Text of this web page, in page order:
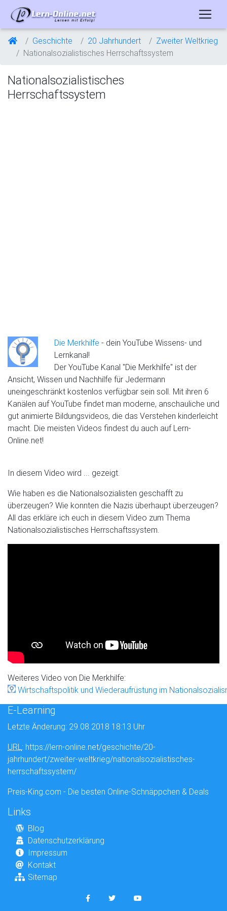
Geschichte 20 Jahrhundert
Zweiter Weltkrieg
Nationalsozialistisches Herrschaftssystem
Nationalsozialistisches
Herrschaftssystem
Die Merkhilfe - dein YouTube Wissens- und
Lernkanal!
Der YouTube Kanal "Die Merkhilfe" ist der
Ansicht, Wissen und Nachhilfe für Jedermann
uneingeschränkt kostenlos verfügbar sein soll. Mit ihren 6
Kanälen auf YouTube findet man moderne, anschauliche und
gut animierte Bildungsvideos, die das Verstehen kinderleicht
macht. Die meisten Videos findest du auch auf Lern-
Online.net!
In diesem Video wird ... gezeigt.
Wie haben es die Nationalsozialisten geschafft zu
überzeugen? Wie konnten die Nazis überhaupt überzeugen?
All das erkläre ich euch in diesem Video zum Thema
Nationalsozialistisches Herrschaftssystem.
Weiteres Video von Die Merkhilfe:
Wirtschaftspolitik und Wiederaufrüstung im
E-Learning
Letzte Änderung: 29.08.2018 18:13 Uhr
URL: https://lern-online.net/geschichte/20-
jahrhundert/zweiter-weltkrieg/nationalsozialistisches-
herrschaftssystem/
Preis-King.com - Die besten Online-Schnäppchen & Deals
Links
Blog
Datenschutzerklärung
Impressum
Kontakt
Sitemap